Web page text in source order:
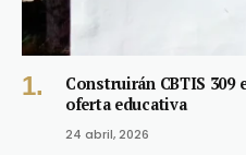
Construirán CBTIS 309
oferta educativa
24 abril, 2026